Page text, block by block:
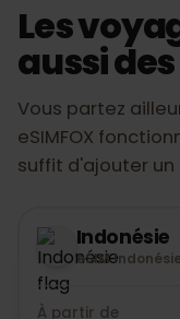
habituel ou
Aucun autre
Les
aussi des
Vous partez
eSIMFOX
suffit d'ajouter
Indonésie
eSIM Indonésie
À partir de